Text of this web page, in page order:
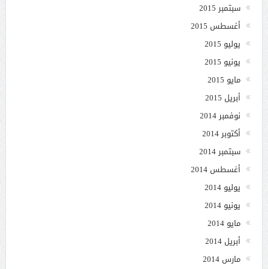
سبتمبر 2015
أغسطس 2015
يوليو 2015
يونيو 2015
مايو 2015
أبريل 2015
نوفمبر 2014
أكتوبر 2014
سبتمبر 2014
أغسطس 2014
يوليو 2014
يونيو 2014
مايو 2014
أبريل 2014
مارس 2014